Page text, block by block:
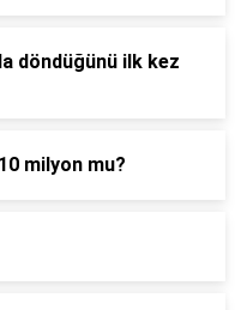
döndüğünü ilk kez
milyon mu?